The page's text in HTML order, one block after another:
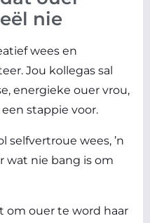
nie
wees en
Jou kollegas sal
energieke ouer vrou,
stappie voor.
selfvertroue wees, ’n
wat nie bang is om
om ouer te word haar